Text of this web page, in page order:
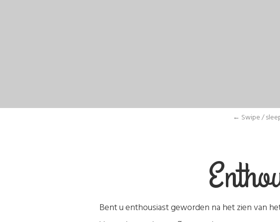
← Swipe /
Bent u enthousiast geworden na het zien van